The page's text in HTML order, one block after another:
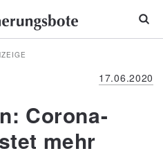
17.06.2020
Corona-
mehr